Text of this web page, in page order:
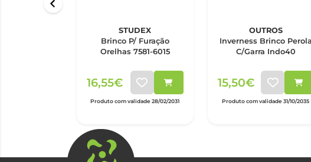
STUDEX
Brinco P/ Furação
Orelhas 7581-6015
16,55€
Produto com validade 28/02/2031
OUTROS
Inverness Brinco Perola
C/Garra Indo40
15,50€
Produto com validade 31/10/2035